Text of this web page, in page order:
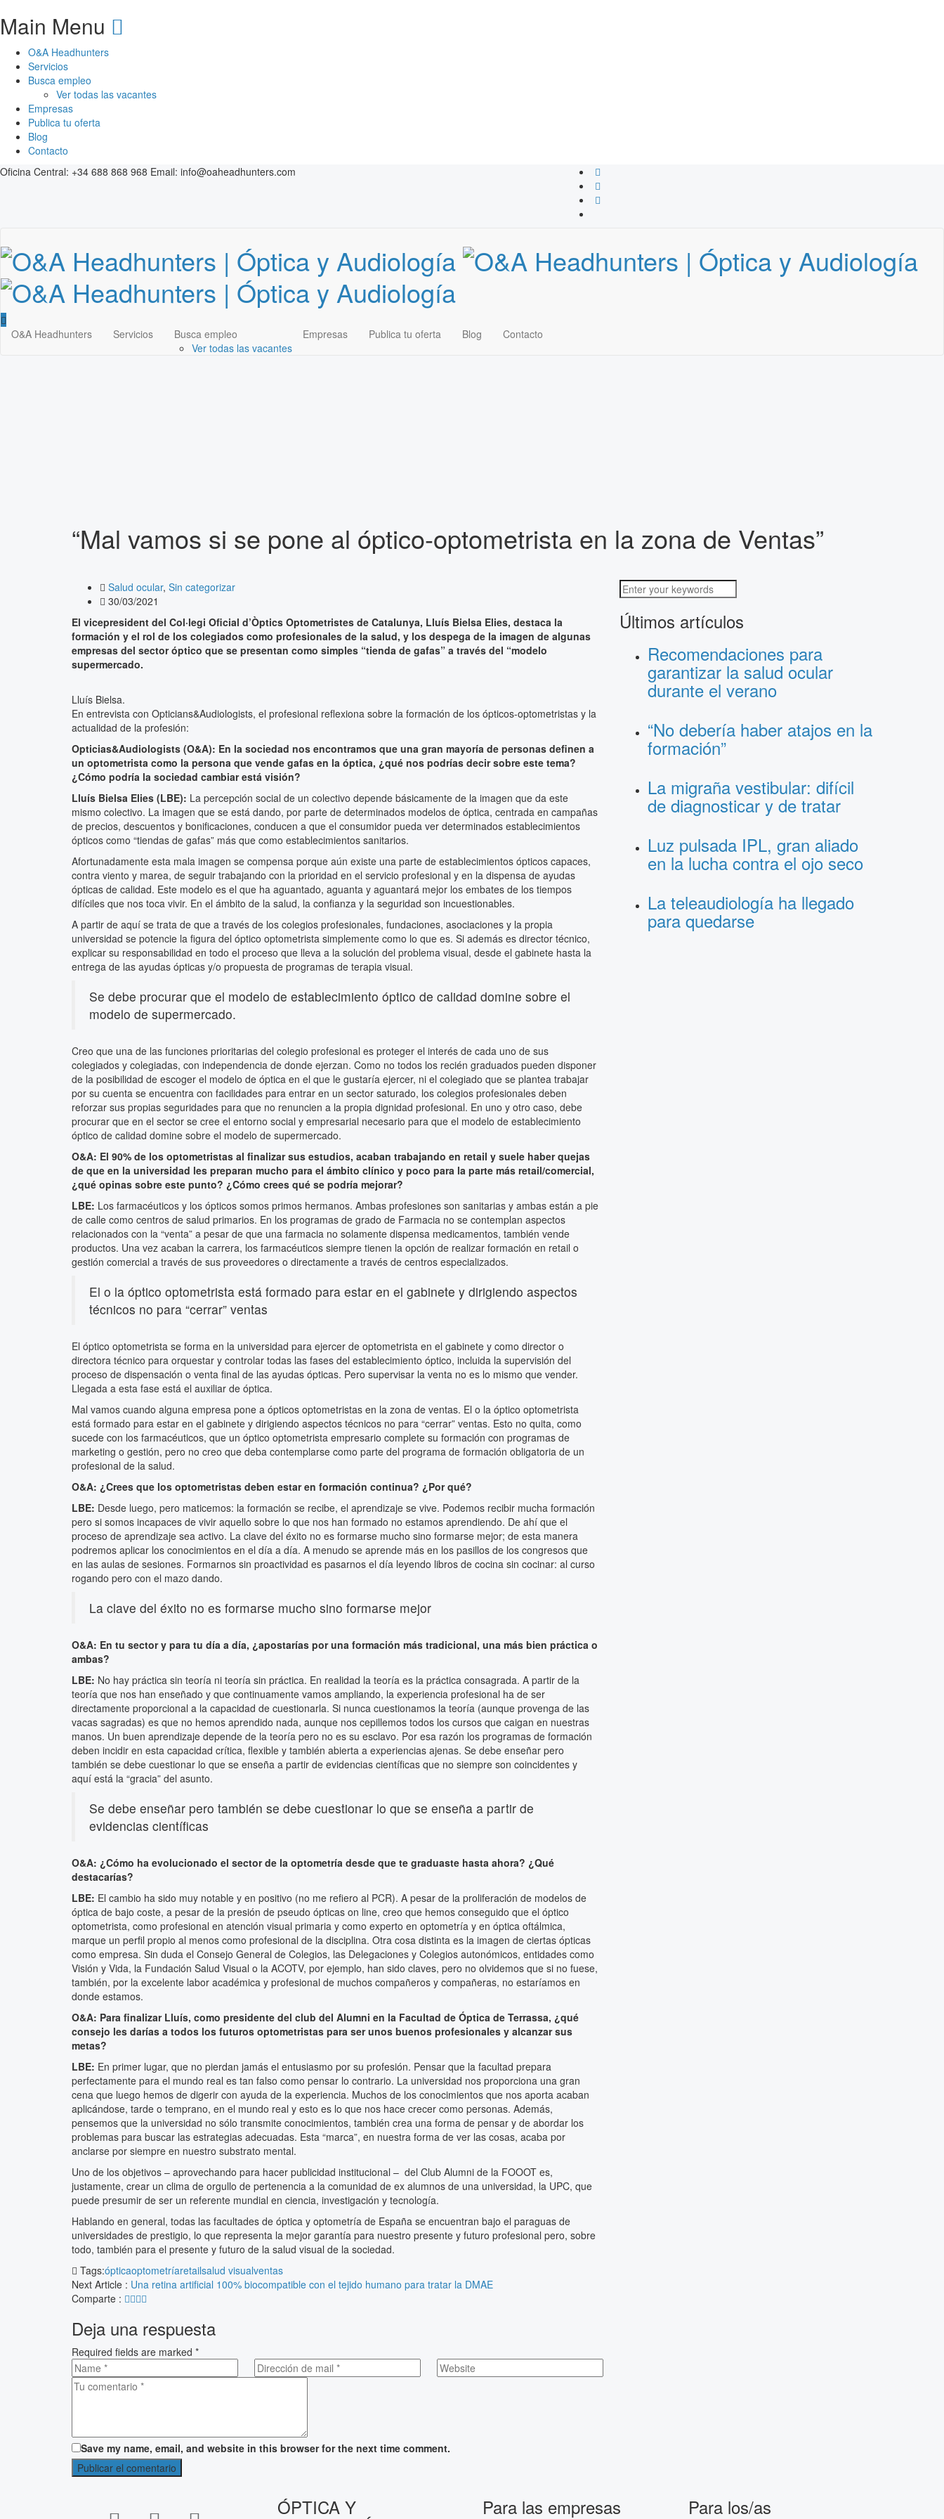
Main Menu
O&A Headhunters
Servicios
Busca empleo
Ver todas las vacantes
Empresas
Publica tu oferta
Blog
Contacto
Oficina Central: +34 688 868 968 Email: info@oaheadhunters.com
O&A Headhunters Servicios
Busca empleo
Ver todas las vacantes
Empresas Publica tu oferta Blog Contacto
“Mal vamos si se pone al óptico-optometrista en la zona de Ventas”
Salud ocular, Sin categorizar
30/03/2021
El vicepresident del Col·legi Oficial d’Òptics Optometristes de Catalunya, Lluís Bielsa Elies, destaca la
formación y el rol de los colegiados como profesionales de la salud, y los despega de la imagen de algunas
empresas del sector óptico que se presentan como simples “tienda de gafas” a través del “modelo
supermercado.
Lluís Bielsa.
En entrevista con Opticians&Audiologists, el profesional reflexiona sobre la formación de los ópticos-optometristas y la
actualidad de la profesión:
Opticias&Audiologists (O&A): En la sociedad nos encontramos que una gran mayoría de personas definen a
un optometrista como la persona que vende gafas en la óptica, ¿qué nos podrías decir sobre este tema?
¿Cómo podría la sociedad cambiar está visión?
Lluís Bielsa Elies (LBE): La percepción social de un colectivo depende básicamente de la imagen que da este
mismo colectivo. La imagen que se está dando, por parte de determinados modelos de óptica, centrada en campañas
de precios, descuentos y bonificaciones, conducen a que el consumidor pueda ver determinados establecimientos
ópticos como “tiendas de gafas” más que como establecimientos sanitarios.
Afortunadamente esta mala imagen se compensa porque aún existe una parte de establecimientos ópticos capaces,
contra viento y marea, de seguir trabajando con la prioridad en el servicio profesional y en la dispensa de ayudas
ópticas de calidad. Este modelo es el que ha aguantado, aguanta y aguantará mejor los embates de los tiempos
difíciles que nos toca vivir. En el ámbito de la salud, la confianza y la seguridad son incuestionables.
A partir de aquí se trata de que a través de los colegios profesionales, fundaciones, asociaciones y la propia
universidad se potencie la figura del óptico optometrista simplemente como lo que es. Si además es director técnico,
explicar su responsabilidad en todo el proceso que lleva a la solución del problema visual, desde el gabinete hasta la
entrega de las ayudas ópticas y/o propuesta de programas de terapia visual.
Se debe procurar que el modelo de establecimiento óptico de calidad domine sobre el
modelo de supermercado.
Creo que una de las funciones prioritarias del colegio profesional es proteger el interés de cada uno de sus
colegiados y colegiadas, con independencia de donde ejerzan. Como no todos los recién graduados pueden disponer
de la posibilidad de escoger el modelo de óptica en el que le gustaría ejercer, ni el colegiado que se plantea trabajar
por su cuenta se encuentra con facilidades para entrar en un sector saturado, los colegios profesionales deben
reforzar sus propias seguridades para que no renuncien a la propia dignidad profesional. En uno y otro caso, debe
procurar que en el sector se cree el entorno social y empresarial necesario para que el modelo de establecimiento
óptico de calidad domine sobre el modelo de supermercado.
O&A: El 90% de los optometristas al finalizar sus estudios, acaban trabajando en retail y suele haber quejas
de que en la universidad les preparan mucho para el ámbito clínico y poco para la parte más retail/comercial,
¿qué opinas sobre este punto? ¿Cómo crees qué se podría mejorar?
LBE: Los farmacéuticos y los ópticos somos primos hermanos. Ambas profesiones son sanitarias y ambas están a pie
de calle como centros de salud primarios. En los programas de grado de Farmacia no se contemplan aspectos
relacionados con la “venta” a pesar de que una farmacia no solamente dispensa medicamentos, también vende
productos. Una vez acaban la carrera, los farmacéuticos siempre tienen la opción de realizar formación en retail o
gestión comercial a través de sus proveedores o directamente a través de centros especializados.
El o la óptico optometrista está formado para estar en el gabinete y dirigiendo aspectos
técnicos no para “cerrar” ventas
El óptico optometrista se forma en la universidad para ejercer de optometrista en el gabinete y como director o
directora técnico para orquestar y controlar todas las fases del establecimiento óptico, incluida la supervisión del
proceso de dispensación o venta final de las ayudas ópticas. Pero supervisar la venta no es lo mismo que vender.
Llegada a esta fase está el auxiliar de óptica.
Mal vamos cuando alguna empresa pone a ópticos optometristas en la zona de ventas. El o la óptico optometrista
está formado para estar en el gabinete y dirigiendo aspectos técnicos no para “cerrar” ventas. Esto no quita, como
sucede con los farmacéuticos, que un óptico optometrista empresario complete su formación con programas de
marketing o gestión, pero no creo que deba contemplarse como parte del programa de formación obligatoria de un
profesional de la salud.
O&A: ¿Crees que los optometristas deben estar en formación continua? ¿Por qué?
LBE: Desde luego, pero maticemos: la formación se recibe, el aprendizaje se vive. Podemos recibir mucha formación
pero si somos incapaces de vivir aquello sobre lo que nos han formado no estamos aprendiendo. De ahí que el
proceso de aprendizaje sea activo. La clave del éxito no es formarse mucho sino formarse mejor; de esta manera
podremos aplicar los conocimientos en el día a día. A menudo se aprende más en los pasillos de los congresos que
en las aulas de sesiones. Formarnos sin proactividad es pasarnos el día leyendo libros de cocina sin cocinar: al curso
rogando pero con el mazo dando.
La clave del éxito no es formarse mucho sino formarse mejor
O&A: En tu sector y para tu día a día, ¿apostarías por una formación más tradicional, una más bien práctica o
ambas?
LBE: No hay práctica sin teoría ni teoría sin práctica. En realidad la teoría es la práctica consagrada. A partir de la
teoría que nos han enseñado y que continuamente vamos ampliando, la experiencia profesional ha de ser
directamente proporcional a la capacidad de cuestionarla. Si nunca cuestionamos la teoría (aunque provenga de las
vacas sagradas) es que no hemos aprendido nada, aunque nos cepillemos todos los cursos que caigan en nuestras
manos. Un buen aprendizaje depende de la teoría pero no es su esclavo. Por esa razón los programas de formación
deben incidir en esta capacidad crítica, flexible y también abierta a experiencias ajenas. Se debe enseñar pero
también se debe cuestionar lo que se enseña a partir de evidencias científicas que no siempre son coincidentes y
aquí está la “gracia” del asunto.
Se debe enseñar pero también se debe cuestionar lo que se enseña a partir de
evidencias científicas
O&A: ¿Cómo ha evolucionado el sector de la optometría desde que te graduaste hasta ahora? ¿Qué
destacarías?
LBE: El cambio ha sido muy notable y en positivo (no me refiero al PCR). A pesar de la proliferación de modelos de
óptica de bajo coste, a pesar de la presión de pseudo ópticas on line, creo que hemos conseguido que el óptico
optometrista, como profesional en atención visual primaria y como experto en optometría y en óptica oftálmica,
marque un perfil propio al menos como profesional de la disciplina. Otra cosa distinta es la imagen de ciertas ópticas
como empresa. Sin duda el Consejo General de Colegios, las Delegaciones y Colegios autonómicos, entidades como
Visión y Vida, la Fundación Salud Visual o la ACOTV, por ejemplo, han sido claves, pero no olvidemos que si no fuese,
también, por la excelente labor académica y profesional de muchos compañeros y compañeras, no estaríamos en
donde estamos.
O&A: Para finalizar Lluís, como presidente del club del Alumni en la Facultad de Óptica de Terrassa, ¿qué
consejo les darías a todos los futuros optometristas para ser unos buenos profesionales y alcanzar sus
metas?
LBE: En primer lugar, que no pierdan jamás el entusiasmo por su profesión. Pensar que la facultad prepara
perfectamente para el mundo real es tan falso como pensar lo contrario. La universidad nos proporciona una gran
cena que luego hemos de digerir con ayuda de la experiencia. Muchos de los conocimientos que nos aporta acaban
aplicándose, tarde o temprano, en el mundo real y esto es lo que nos hace crecer como personas. Además,
pensemos que la universidad no sólo transmite conocimientos, también crea una forma de pensar y de abordar los
problemas para buscar las estrategias adecuadas. Esta “marca”, en nuestra forma de ver las cosas, acaba por
anclarse por siempre en nuestro substrato mental.
Uno de los objetivos – aprovechando para hacer publicidad institucional – del Club Alumni de la FOOOT es,
justamente, crear un clima de orgullo de pertenencia a la comunidad de ex alumnos de una universidad, la UPC, que
puede presumir de ser un referente mundial en ciencia, investigación y tecnología.
Hablando en general, todas las facultades de óptica y optometría de España se encuentran bajo el paraguas de
universidades de prestigio, lo que representa la mejor garantía para nuestro presente y futuro profesional pero, sobre
todo, también para el presente y futuro de la salud visual de la sociedad.
Tags:ópticaoptometríaretailsalud visualventas
Next Article : Una retina artificial 100% biocompatible con el tejido humano para tratar la DMAE
Comparte :
Deja una respuesta
Required fields are marked *
Save my name, email, and website in this browser for the next time comment.
Últimos artículos
Recomendaciones para
garantizar la salud ocular
durante el verano
“No debería haber atajos en la
formación”
La migraña vestibular: difícil
de diagnosticar y de tratar
Luz pulsada IPL, gran aliado
en la lucha contra el ojo seco
La teleaudiología ha llegado
para quedarse
ÓPTICA Y Para las empresas Para los/as